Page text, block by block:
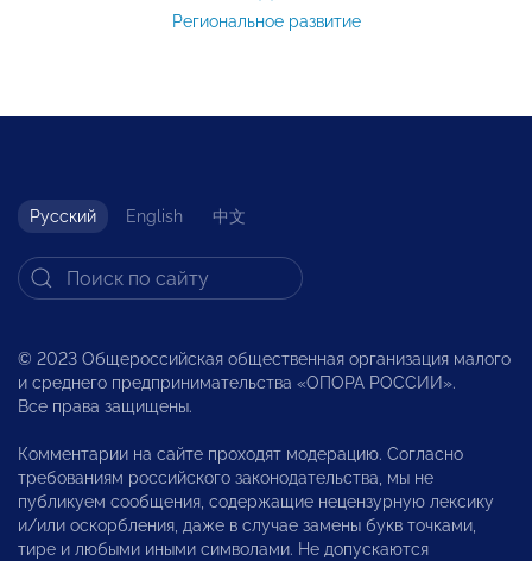
Региональное развитие
Русский English 中文
© 2023 Общероссийская общественная организация малого
и среднего предпринимательства «ОПОРА РОССИИ».
Все права защищены.
Комментарии на сайте проходят модерацию. Согласно
требованиям российского законодательства, мы не
публикуем сообщения, содержащие нецензурную лексику
и/или оскорбления, даже в случае замены букв точками,
тире и любыми иными символами. Не допускаются